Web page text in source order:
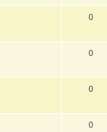
PotereSciamanico Online
0
0
0
0